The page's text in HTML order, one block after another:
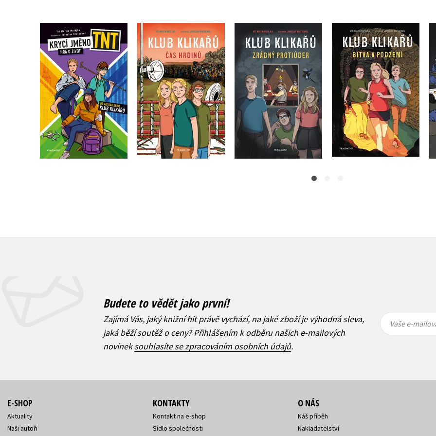
Krycí jméno TNT - Hra o
život
Vít Martin Matějka
Do košíku
299 Kč
239 Kč
Klub Klikařů - Čas
hrdinů
Vít Martin Matějka
Do košíku
299 Kč
239 Kč
Klub Klikařů - Zrádný
protiúder
Vít Martin Matějka
Do košíku
299 Kč
239 Kč
Klub Klikařů – Bitva v
podzemí
Vít Martin Matějka
Do košíku
299 Kč
239 Kč
Budete to vědět jako první!
Zajímá Vás, jaký knižní hit právě vychází, na jaké zboží je výhodná sleva,
jaká běží soutěž o ceny? Přihlášením k odběru našich e-mailových
novineksouhlasíte se zpracováním osobních údajů.
Vaše e-
mailová
Vaše e-
mailová
Vaše e-
E-SHOP
Aktuality
Naši autoři
KONTAKTY
Kontakt na e-shop
Sídlo společnosti
O NÁS
Náš příběh
Nakladatelství